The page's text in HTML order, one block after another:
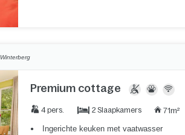
Winterberg
Premium cottage
4 pers. 2 Slaapkamers 71m²
Ingerichte keuken met vaatwasser